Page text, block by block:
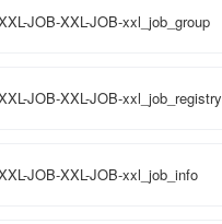
JOB-XXL-JOB-xxl_job_group
JOB-XXL-JOB-xxl_job_registry
JOB-XXL-JOB-xxl_job_info